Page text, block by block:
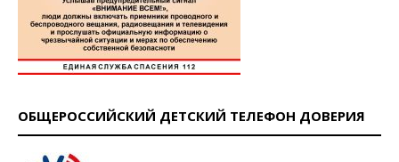
ОБЩЕРОССИЙСКИЙ ДЕТСКИЙ ТЕЛЕФОН ДОВЕРИЯ